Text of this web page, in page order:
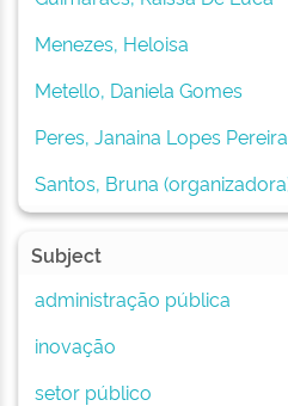
Menezes, Heloisa
Metello, Daniela Gomes
Peres, Janaina Lopes Pereira
Santos, Bruna
Subject
administração pública
inovação
setor público